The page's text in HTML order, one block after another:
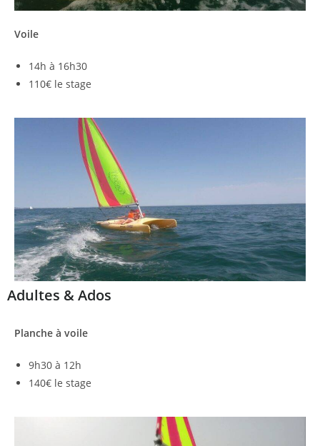
Voile
14h à 16h30
110€ le stage
Adultes & Ados
Planche à voile
9h30 à 12h
140€ le stage